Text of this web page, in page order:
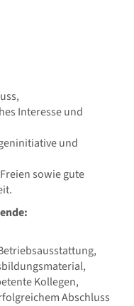
Interesse und
und
sowie gute
Kollegen,
Abschluss